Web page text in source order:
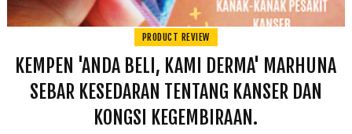
PRODUCT REVIEW
KEMPEN 'ANDA BELI, KAMI DERMA' MARHUNA
SEBAR KESEDARAN TENTANG KANSER DAN
KONGSI KEGEMBIRAAN.